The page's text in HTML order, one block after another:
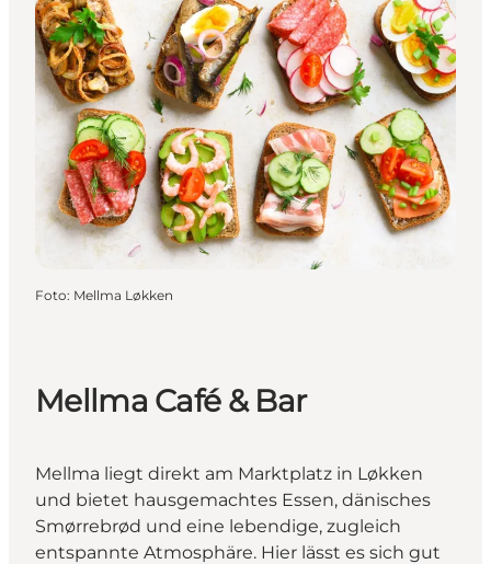
Foto: Mellma Løkken
Mellma Café & Bar
Mellma liegt direkt am Marktplatz in Løkken
und bietet hausgemachtes Essen, dänisches
Smørrebrød und eine lebendige, zugleich
entspannte Atmosphäre. Hier lässt es sich gut